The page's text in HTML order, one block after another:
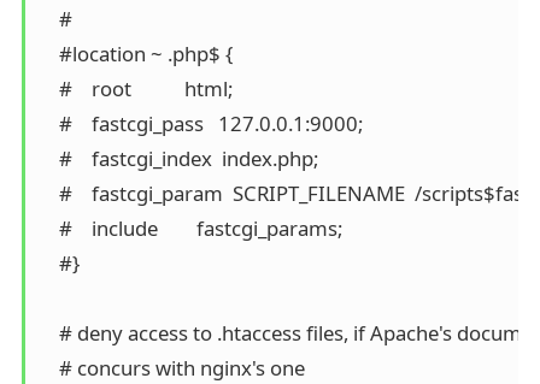
    #
    #location ~ .php$ {
    #    root           html;
    #    fastcgi_pass   127.0.0.1:9000;
    #    fastcgi_index  index.php;
#    fastcgi_param  SCRIPT_FILENAME  /
    #    include        fastcgi_params;
    #}
# deny access to .htaccess files, if Apache's
    # concurs with nginx's one